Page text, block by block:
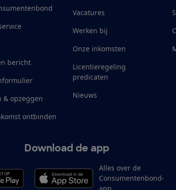
bericht
& opzeggen
ontbinden
Vacatures
Werken bij
Onze inkomsten
Licentieregeling
predicaten
Nieuws
Download de app
Alles over de
Consumentenbond-